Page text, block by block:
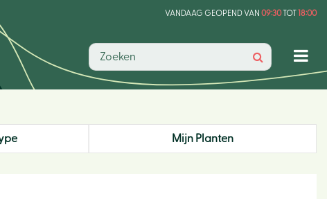
VANDAAG GEOPEND VAN 09:30TOT18:00
Mijn Planten